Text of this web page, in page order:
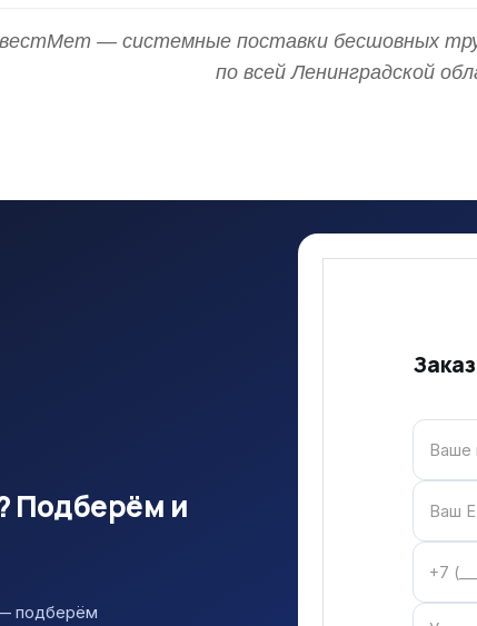
— системные поставки бесшовных
по всей Ленинградской
Подберём и
подберём